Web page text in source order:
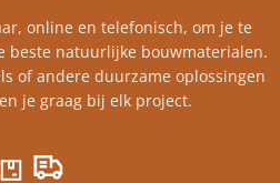
online en telefonisch, om je te
beste natuurlijke bouwmaterialen.
of andere duurzame oplossingen
je graag bij elk project.​